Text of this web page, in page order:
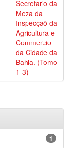
Secretario da
Meza da
Inspecçaõ da
Agricultura e
Commercio
da Cidade da
Bahia. (Tomo
1-3)
1